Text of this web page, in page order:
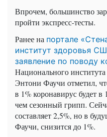
Впрочем, большинство
пройти экспресс-тесты.
Ранее на портале
институт здоровья
заявление по поводу
Национального
Энтони Фаучи отметил,
в 1% коронавирус будет
чем сезонный грипп.
составляет 2,5%, но в
Фаучи, снизится до 1%.